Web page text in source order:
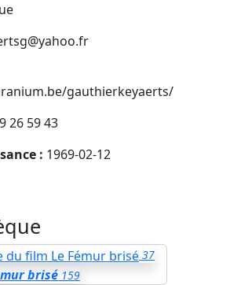
gauthierkeyaerts/
26 59 43
: 1969-02-12
37
brisé 159